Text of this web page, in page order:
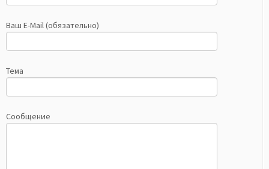
Ваш E-Mail (обязательно)
Тема
Сообщение